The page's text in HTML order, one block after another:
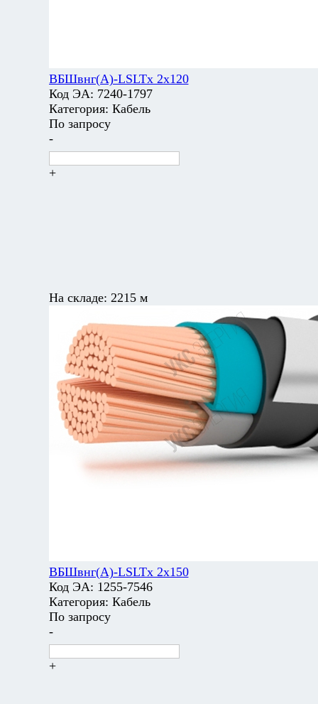
ВБШвнг(А)-LSLTx 2х120
Код ЭА: 7240-1797
Категория: Кабель
По запросу
-
+
На складе: 2215 м
ВБШвнг(А)-LSLTx 2х150
Код ЭА: 1255-7546
Категория: Кабель
По запросу
-
+